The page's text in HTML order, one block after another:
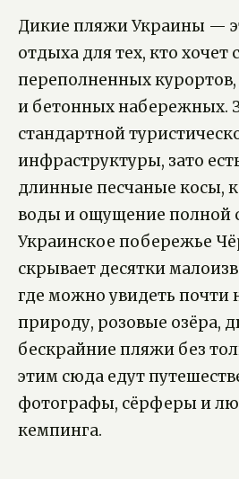
Дикие пляжи Украины —
отдыха для тех, кто хочет
переполненных
и бетонных набережных.
стандартной
инфраструктуры, зато
длинные песчаные косы,
воды и ощущение полной
Украинское побережье
скрывает десятки
где можно увидеть почти
природу, розовые озёра,
бескрайние пляжи без
этим сюда едут
фотографы, сёрферы и
кемпинга.